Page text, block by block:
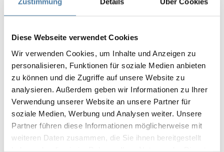
Diese Webseite verwendet Cookies
Wir verwenden Cookies, um Inhalte und Anzeigen zu
personalisieren, Funktionen für soziale Medien anbieten
zu können und die Zugriffe auf unsere Website zu
analysieren. Außerdem geben wir Informationen zu Ihrer
Verwendung unserer Website an unsere Partner für
soziale Medien, Werbung und Analysen weiter. Unsere
Partner führen diese Informationen möglicherweise mit
weiteren Daten zusammen, die Sie ihnen bereitgestellt
hållbara och tåliga material bra, därför lägger
för skol- och förskoleinfrastruktur vid design och
montering. I vårt utbud har vi skåp som uppfyller
kraven som beskrivs i Infrastrukturministerns
förordning.
Taurus– skåp av denna typ är tillverkade av
hållbar HPL-skiva, som är lätt att hålla ren,
hållbar och motståndskraftig mot mekaniska
skador. De tillverkas måttanpassade med